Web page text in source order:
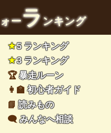
ォーランキング
★5 ランキング
★3 ランキング
🏆暴走ルーン
👩‍🏫初心者ガイド
📘読みもの
🗨️みんなへ相談